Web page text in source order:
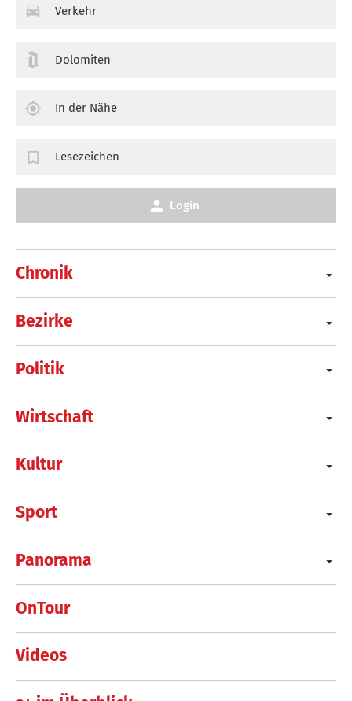
Chronik
Bezirke
Politik
Wirtschaft
Kultur
Sport
Panorama
OnTour
Videos
Verkehr
Dolomiten
In der Nähe
Lesezeichen
Login